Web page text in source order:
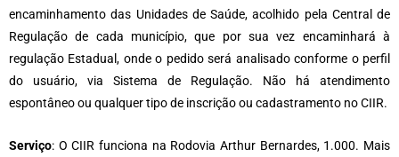
encaminhamento das Unidades de Saúde, acolhido pela Central de
Regulação de cada município, que por sua vez encaminhará à
regulação Estadual, onde o pedido será analisado conforme o perfil
do usuário, via Sistema de Regulação. Não há atendimento
espontâneo ou qualquer tipo de inscrição ou cadastramento no CIIR.
Serviço: O CIIR funciona na Rodovia Arthur Bernardes, 1.000. Mais